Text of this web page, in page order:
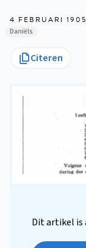
4 FEBRUARI 1905
Daniëls
Citeren
Dit artikel is